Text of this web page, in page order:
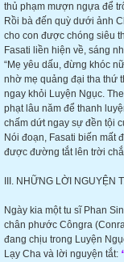
thủ phạm mượn ngựa để
Rồi bà đến quỳ dưới ảnh
cho con được chóng siêu
Fasati liền hiện về, sáng
“Mẹ yêu dấu, đừng khóc
nhờ mẹ quảng đại tha thứ
ngay khỏi Luyện Ngục.
phạt lâu năm để thanh
chấm dứt ngay sự đền tội
Nói đoạn, Fasati biến mất
được đường tắt lên trời
III. NHỮNG LỜI NGUYỆN
Ngày kia một tu sĩ Phan
chân phước Côngra
đang chịu trong Luyện
Lạy Cha và lời nguyện tắt: